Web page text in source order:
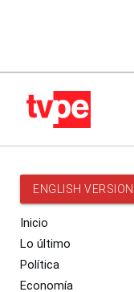
ENGLISH VERSION
Inicio
Lo último
Política
Economía